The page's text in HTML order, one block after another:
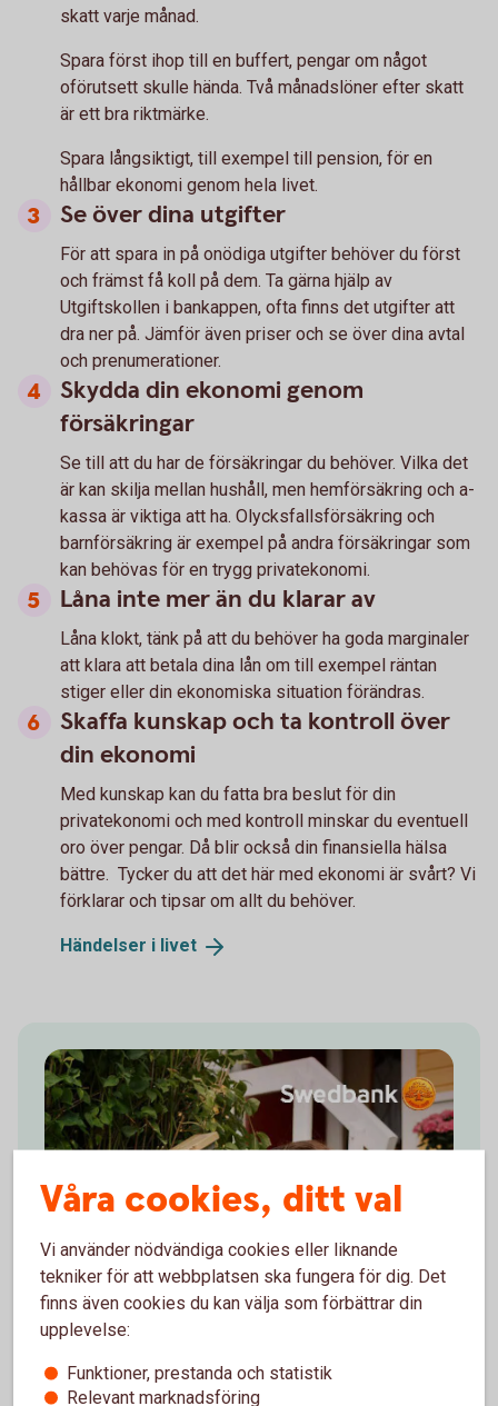
skatt varje månad.
Spara först ihop till en buffert, pengar om något
oförutsett skulle hända. Två månadslöner efter skatt
är ett bra riktmärke.
Spara långsiktigt, till exempel till pension, för en
hållbar ekonomi genom hela livet.
Se över dina utgifter
För att spara in på onödiga utgifter behöver du först
och främst få koll på dem. Ta gärna hjälp av
Utgiftskollen i bankappen, ofta finns det utgifter att
dra ner på. Jämför även priser och se över dina avtal
och prenumerationer.
Skydda din ekonomi genom
försäkringar
Se till att du har de försäkringar du behöver. Vilka det
är kan skilja mellan hushåll, men hemförsäkring och a-
kassa är viktiga att ha. Olycksfallsförsäkring och
barnförsäkring är exempel på andra försäkringar som
kan behövas för en trygg privatekonomi.
Låna inte mer än du klarar av
Låna klokt, tänk på att du behöver ha goda marginaler
att klara att betala dina lån om till exempel räntan
stiger eller din ekonomiska situation förändras.
Skaffa kunskap och ta kontroll över
din ekonomi
Med kunskap kan du fatta bra beslut för din
privatekonomi och med kontroll minskar du eventuell
oro över pengar. Då blir också din finansiella hälsa
bättre. Tycker du att det här med ekonomi är svårt? Vi
förklarar och tipsar om allt du behöver.
Händelser i livet
Våra cookies, ditt val
Vi använder nödvändiga cookies eller liknande
tekniker för att webbplatsen ska fungera för dig. Det
finns även cookies du kan välja som förbättrar din
upplevelse:
Funktioner, prestanda och statistik
Relevant marknadsföring